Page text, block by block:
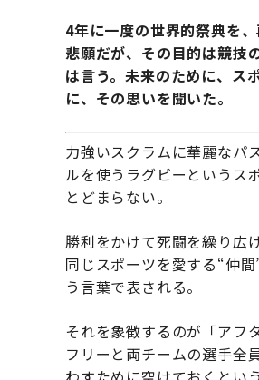
4年に一度の世界的祭典を
悲願だが、その目的は競技
は言う。未来のために、ス
に、その思いを聞いた。
力強いスクラムに華麗なパ
ルを使うラグビーというス
とどまらない。
勝利をかけて死闘を繰り広
同じスポーツを愛する“仲
う言葉で表される。
それを象徴するのが「アフ
フリーと両チームの選手全